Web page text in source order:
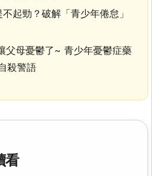
起勁？破解「青少年倦怠」
父母憂鬱了~ 青少年憂鬱症藥
殺警語
看